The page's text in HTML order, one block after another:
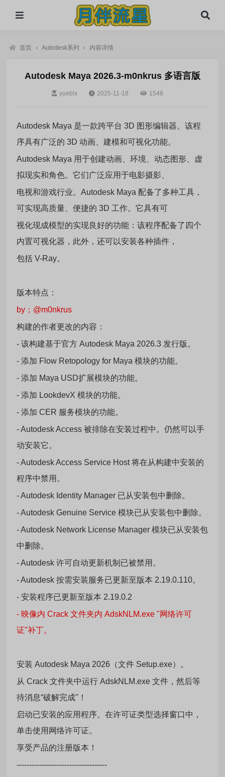
首页 › Autodesk系列 › 内容详情
Autodesk Maya 2026.3-m0nkrus 多语言版
yueblx 2025-11-18 1548
Autodesk Maya 是一款跨平台 3D 图形编辑器。该程
序具有广泛的 3D 动画、建模和可视化功能。
Autodesk Maya 用于创建动画、环境、动态图形、虚
拟现实和角色。它们广泛应用于电影摄影、
电视和游戏行业。Autodesk Maya 配备了多种工具，
可实现高质量、便捷的 3D 工作。它具有可
视化现成模型的实现良好的功能：该程序配备了四个
内置可视化器，此外，还可以安装各种插件，
包括 V-Ray。
版本特点：
by；@m0nkrus
构建的作者更改的内容：
- 该构建基于官方 Autodesk Maya 2026.3 发行版。
- 添加 Flow Retopology for Maya 模块的功能。
- 添加 Maya USD扩展模块的功能。
- 添加 LookdevX 模块的功能。
- 添加 CER 服务模块的功能。
- Autodesk Access 被排除在安装过程中。仍然可以手
动安装它。
- Autodesk Access Service Host 将在从构建中安装的
程序中禁用。
- Autodesk Identity Manager 已从安装包中删除。
- Autodesk Genuine Service 模块已从安装包中删除。
- Autodesk Network License Manager 模块已从安装包
中删除。
- Autodesk 许可自动更新机制已被禁用。
- Autodesk 按需安装服务已更新至版本 2.19.0.110。
- 安装程序已更新至版本 2.19.0.2
- 映像内 Crack 文件夹内 AdskNLM.exe "网络许可
证"补丁。
安装 Autodesk Maya 2026（文件 Setup.exe）。
从 Crack 文件夹中运行 AdskNLM.exe 文件，然后等
待消息“破解完成"！
启动已安装的应用程序。在许可证类型选择窗口中，
单击使用网络许可证。
享受产品的注册版本！
------------------------------------